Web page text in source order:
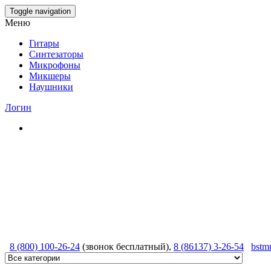
Skip
to
content
Toggle navigation
Меню
Гитары
Синтезаторы
Микрофоны
Микшеры
Наушники
Логин
8 (800) 100-26-24 (звонок бесплатный), 8 (86137) 3-26-54